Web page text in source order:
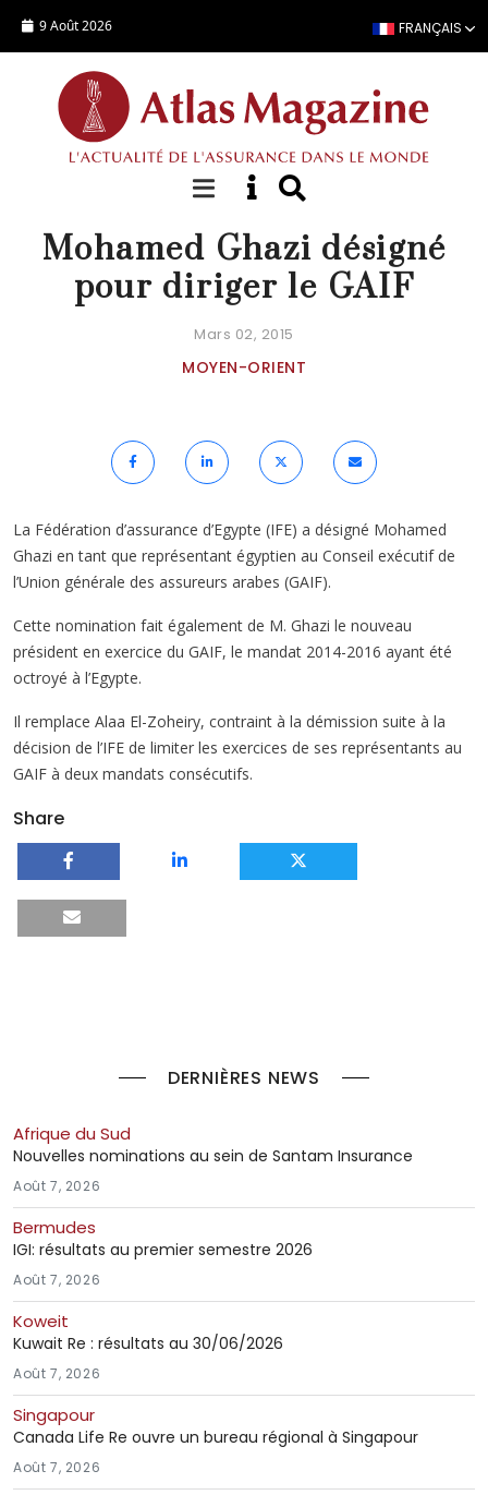
9 Août 2026 FRANÇAIS
ACTUALITÉ
Mohamed Ghazi désigné
pour diriger le GAIF
Mars 02, 2015
MOYEN-ORIENT
La Fédération d’assurance d’Egypte (IFE) a désigné Mohamed
Ghazi en tant que représentant égyptien au Conseil exécutif de
l’Union générale des assureurs arabes (GAIF).
Cette nomination fait également de M. Ghazi le nouveau
président en exercice du GAIF, le mandat 2014-2016 ayant été
octroyé à l’Egypte.
Il remplace Alaa El-Zoheiry, contraint à la démission suite à la
décision de l’IFE de limiter les exercices de ses représentants au
GAIF à deux mandats consécutifs.
Share
DERNIÈRES NEWS
Afrique du Sud
Nouvelles nominations au sein de Santam Insurance
Août 7, 2026
Bermudes
IGI: résultats au premier semestre 2026
Août 7, 2026
Koweit
Kuwait Re : résultats au 30/06/2026
Août 7, 2026
Singapour
Canada Life Re ouvre un bureau régional à Singapour
Août 7, 2026